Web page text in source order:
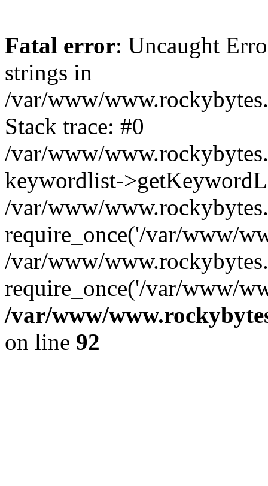
Fatal error: Uncaught
strings in
/var/www/
Stack trace: #0
/var/www/
keywordlist-
/var/www/
require_once('/var/www/
/var/www/
require_once('/var/www/
/var/www/
on line 92